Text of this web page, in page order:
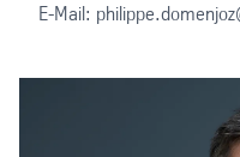
E-Mail: